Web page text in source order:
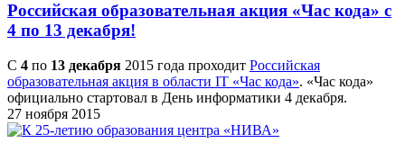
Российская образовательная акция «Час кода» с
4 по 13 декабря!
С 4 по 13 декабря 2015 года проходит Российская
образовательная акция в области IT «Час кода». «Час кода»
официально стартовал в День информатики 4 декабря.
27 ноября 2015